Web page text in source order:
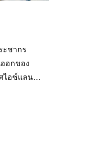
ะชากร
อกของ
ไอซ์แลนด์
จรรย์นี้ทำ
แลนด์